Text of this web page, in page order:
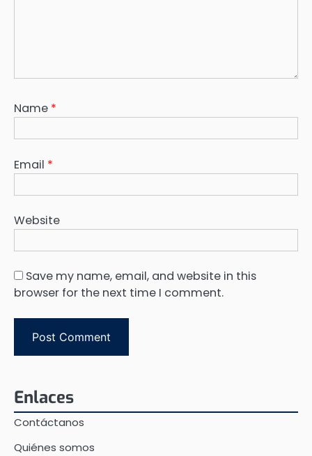
Name *
Email *
Website
Save my name, email, and website in this
browser for the next time I comment.
Enlaces
Contáctanos
Quiénes somos